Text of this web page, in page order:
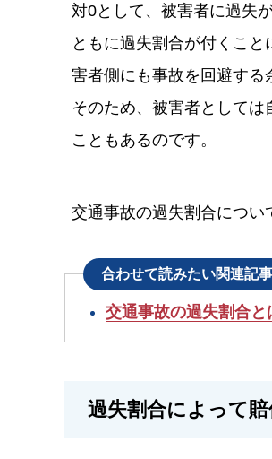
対0として、被害者に過失
ともに過失割合が付くこ
害者側にも事故を回避する
そのため、被害者として
こともあるのです。
交通事故の過失割合につい
合わせて読みたい関連記事
交通事故の過失割合
過失割合によって